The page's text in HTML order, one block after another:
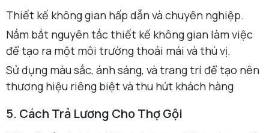
Thiết kế không gian hấp dẫn và chuyên nghiệp.
Nắm bắt nguyên tắc thiết kế không gian làm việc
để tạo ra một môi trường thoải mái và thú vị.
Sử dụng màu sắc, ánh sáng, và trang trí để tạo nên
thương hiệu riêng biệt và thu hút khách hàng
5. Cách Trả Lương Cho Thợ Gội